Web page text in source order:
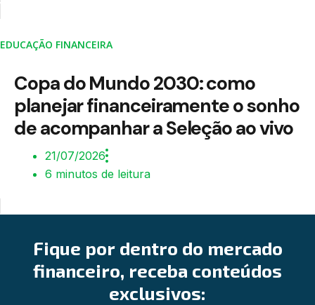
EDUCAÇÃO FINANCEIRA
Copa do Mundo 2030: como
planejar financeiramente o sonho
de acompanhar a Seleção ao vivo
21/07/2026
6 minutos de leitura
Fique por dentro do mercado
financeiro, receba conteúdos
exclusivos: